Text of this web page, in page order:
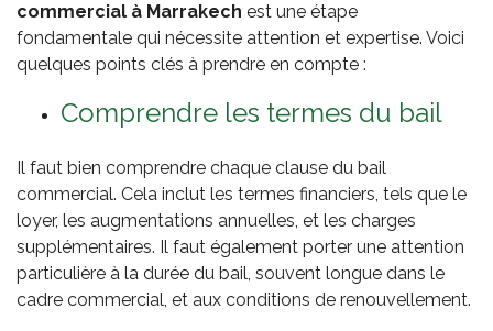
commercial à Marrakech est une étape
fondamentale qui nécessite attention et expertise. Voici
quelques points clés à prendre en compte :
Comprendre les termes du bail
Il faut bien comprendre chaque clause du bail
commercial. Cela inclut les termes financiers, tels que le
loyer, les augmentations annuelles, et les charges
supplémentaires. Il faut également porter une attention
particulière à la durée du bail, souvent longue dans le
cadre commercial, et aux conditions de renouvellement.